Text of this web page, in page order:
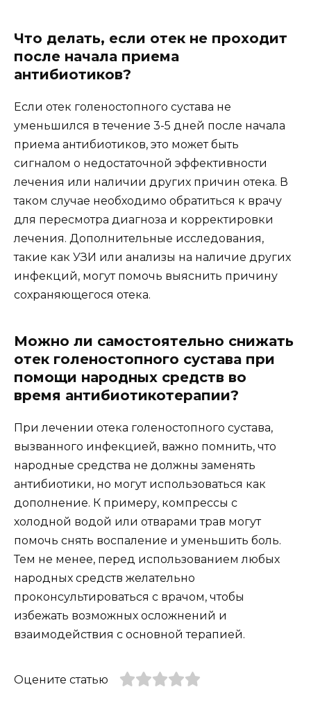
Что делать, если отек не проходит
после начала приема
антибиотиков?
Если отек голеностопного сустава не
уменьшился в течение 3-5 дней после начала
приема антибиотиков, это может быть
сигналом о недостаточной эффективности
лечения или наличии других причин отека. В
таком случае необходимо обратиться к врачу
для пересмотра диагноза и корректировки
лечения. Дополнительные исследования,
такие как УЗИ или анализы на наличие других
инфекций, могут помочь выяснить причину
сохраняющегося отека.
Можно ли самостоятельно снижать
отек голеностопного сустава при
помощи народных средств во
время антибиотикотерапии?
При лечении отека голеностопного сустава,
вызванного инфекцией, важно помнить, что
народные средства не должны заменять
антибиотики, но могут использоваться как
дополнение. К примеру, компрессы с
холодной водой или отварами трав могут
помочь снять воспаление и уменьшить боль.
Тем не менее, перед использованием любых
народных средств желательно
проконсультироваться с врачом, чтобы
избежать возможных осложнений и
взаимодействия с основной терапией.
Оцените статью